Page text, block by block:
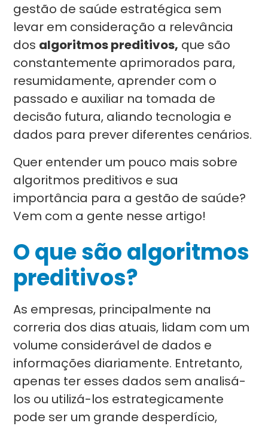
gestão de saúde estratégica sem
levar em consideração a relevância
dos algoritmos preditivos, que são
constantemente aprimorados para,
resumidamente, aprender com o
passado e auxiliar na tomada de
decisão futura, aliando tecnologia e
dados para prever diferentes cenários.
Quer entender um pouco mais sobre
algoritmos preditivos e sua
importância para a gestão de saúde?
Vem com a gente nesse artigo!
O que são algoritmos
preditivos?
As empresas, principalmente na
correria dos dias atuais, lidam com um
volume considerável de dados e
informações diariamente. Entretanto,
apenas ter esses dados sem analisá-
los ou utilizá-los estrategicamente
pode ser um grande desperdício,